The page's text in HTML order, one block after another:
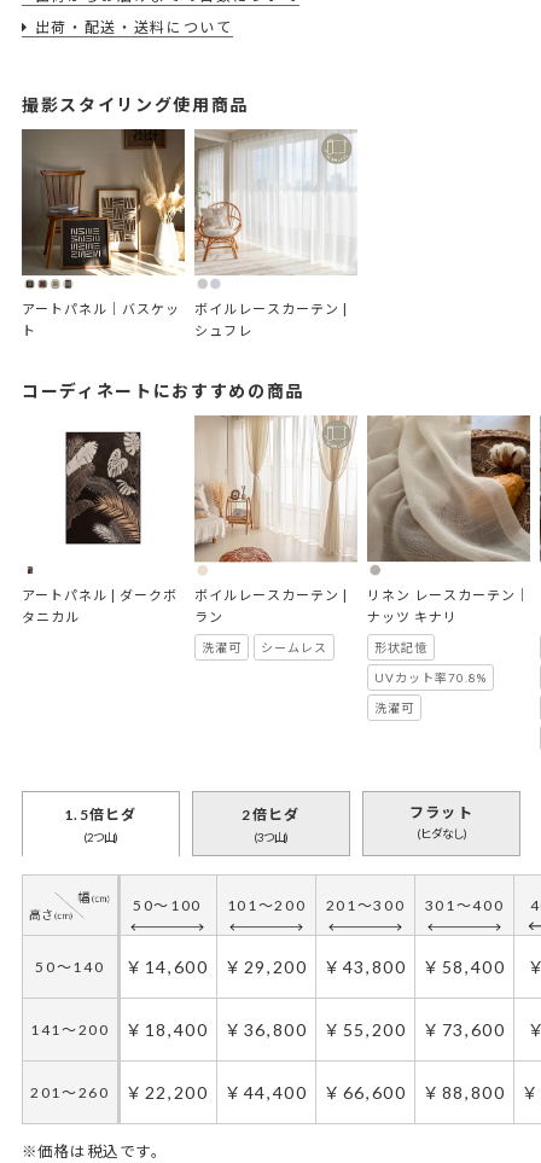
出荷・配送・送料について
撮影スタイリング使用商品
アートパネル｜バスケッ
ト
ボイルレースカーテン |
シュフレ
コーディネートにおすすめの商品
アートパネル | ダークボ
タニカル
ボイルレースカーテン |
ラン
洗濯可 シームレス
リネン レースカーテン｜
ナッツ キナリ
形状記憶
UVカット率70.8%
洗濯可
1.5倍ヒダ
(2つ山)
50～100 101～200 201～300 301～400
50～140 ￥14,600 ￥29,200 ￥43,800 ￥58,400
141～200 ￥18,400 ￥36,800 ￥55,200 ￥73,600
201～260 ￥22,200 ￥44,400 ￥66,600 ￥88,800
※価格は税込です。
2倍ヒダ
(3つ山)
フラット
(ヒダなし)